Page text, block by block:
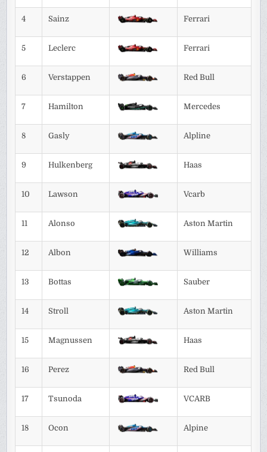
4 Sainz Ferrari
5 Leclerc Ferrari
6 Verstappen Red Bull
7 Hamilton Mercedes
8 Gasly Alpline
9 Hulkenberg Haas
10 Lawson Vcarb
11 Alonso Aston Martin
12 Albon Williams
13 Bottas Sauber
14 Stroll Aston Martin
15 Magnussen Haas
16 Perez Red Bull
17 Tsunoda VCARB
18 Ocon Alpine